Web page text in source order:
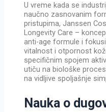
U vreme kada se
naučno zasnovanim
pristupima, Janssen
Longevity Care –
anti-age formule i
vitalnost i otpornost
specifičnim spojem
utiču na biološke
na vidljive spoljašnje
Nauka o